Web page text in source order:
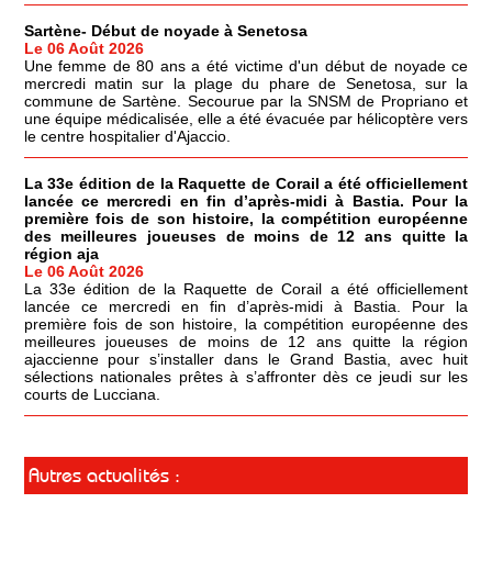
Sartène- Début de noyade à Senetosa
Le 06 Août 2026
Une femme de 80 ans a été victime d'un début de noyade ce
mercredi matin sur la plage du phare de Senetosa, sur la
commune de Sartène. Secourue par la SNSM de Propriano et
une équipe médicalisée, elle a été évacuée par hélicoptère vers
le centre hospitalier d'Ajaccio.
La 33e édition de la Raquette de Corail a été officiellement
lancée ce mercredi en fin d’après-midi à Bastia. Pour la
première fois de son histoire, la compétition européenne
des meilleures joueuses de moins de 12 ans quitte la
région aja
Le 06 Août 2026
La 33e édition de la Raquette de Corail a été officiellement
lancée ce mercredi en fin d’après-midi à Bastia. Pour la
première fois de son histoire, la compétition européenne des
meilleures joueuses de moins de 12 ans quitte la région
ajaccienne pour s’installer dans le Grand Bastia, avec huit
sélections nationales prêtes à s’affronter dès ce jeudi sur les
courts de Lucciana.
Autres actualités :